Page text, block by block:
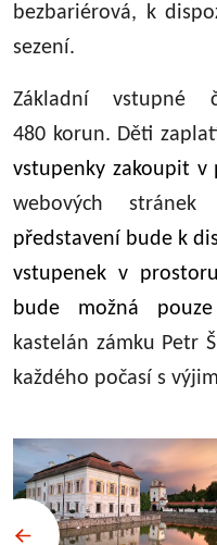
bezbariérová, k
sezení.
Základní vstupné
480 korun. Děti
vstupenky zakoupit v
webových
představení bude k
vstupenek v
bude možná pouze
kastelán zámku Petr
každého počasí s